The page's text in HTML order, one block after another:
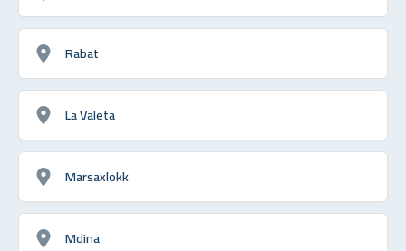
Rabat
La Valeta
Marsaxlokk
Mdina